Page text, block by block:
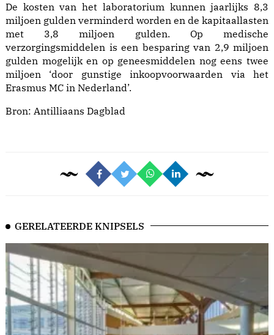
De kosten van het laboratorium kunnen jaarlijks 8,3
miljoen gulden verminderd worden en de kapitaallasten
met 3,8 miljoen gulden. Op medische
verzorgingsmiddelen is een besparing van 2,9 miljoen
gulden mogelijk en op geneesmiddelen nog eens twee
miljoen ‘door gunstige inkoopvoorwaarden via het
Erasmus MC in Nederland’.
Bron: Antilliaans Dagblad
GERELATEERDE KNIPSELS